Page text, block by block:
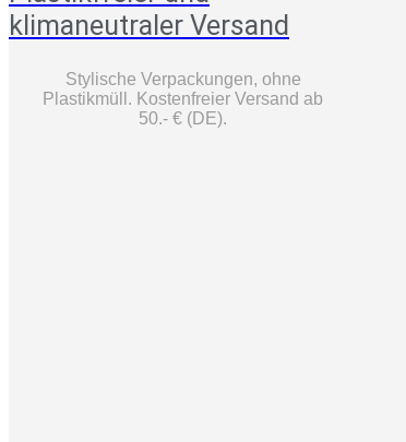
klimaneutraler Versand
Stylische Verpackungen, ohne
Plastikmüll. Kostenfreier Versand ab
50.- € (DE).